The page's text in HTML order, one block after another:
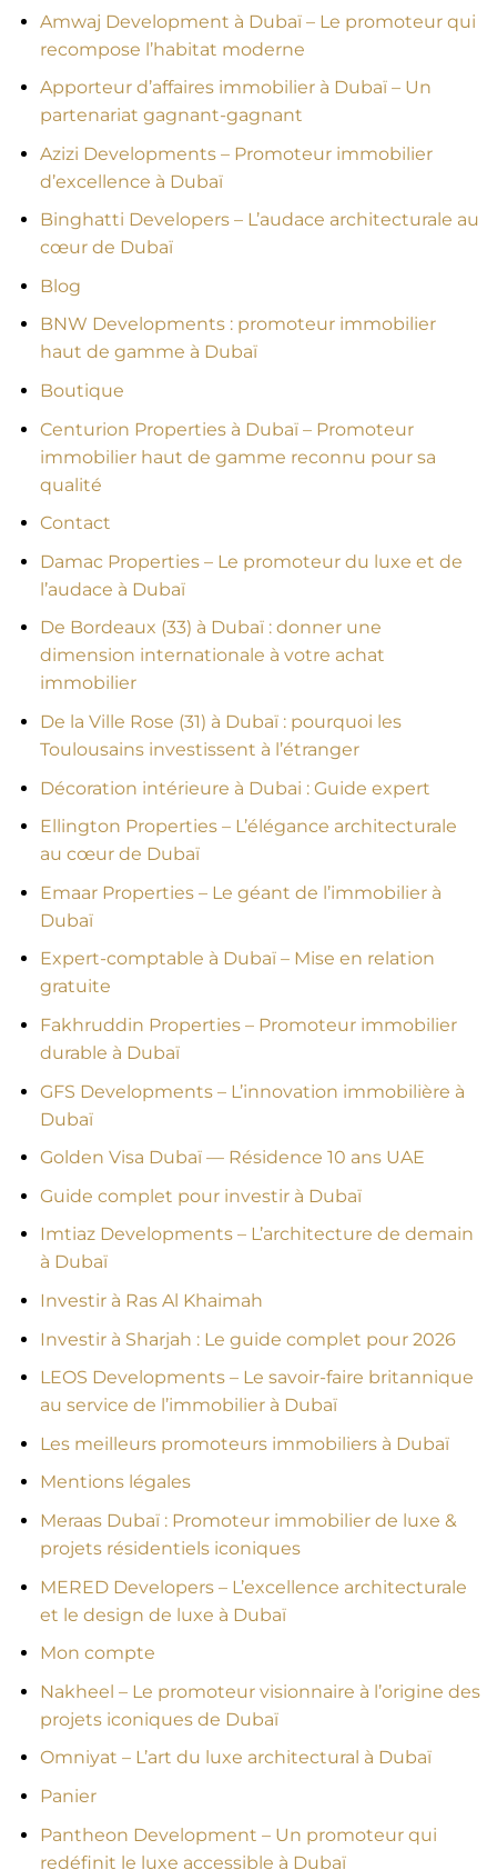
Amwaj Development à Dubaï – Le promoteur qui
recompose l’habitat moderne
Apporteur d’affaires immobilier à Dubaï – Un
partenariat gagnant-gagnant
Azizi Developments – Promoteur immobilier
d’excellence à Dubaï
Binghatti Developers – L’audace architecturale au
cœur de Dubaï
Blog
BNW Developments : promoteur immobilier
haut de gamme à Dubaï
Boutique
Centurion Properties à Dubaï – Promoteur
immobilier haut de gamme reconnu pour sa
qualité
Contact
Damac Properties – Le promoteur du luxe et de
l’audace à Dubaï
De Bordeaux (33) à Dubaï : donner une
dimension internationale à votre achat
immobilier
De la Ville Rose (31) à Dubaï : pourquoi les
Toulousains investissent à l’étranger
Décoration intérieure à Dubai : Guide expert
Ellington Properties – L’élégance architecturale
au cœur de Dubaï
Emaar Properties – Le géant de l’immobilier à
Dubaï
Expert-comptable à Dubaï – Mise en relation
gratuite
Fakhruddin Properties – Promoteur immobilier
durable à Dubaï
GFS Developments – L’innovation immobilière à
Dubaï
Golden Visa Dubaï — Résidence 10 ans UAE
Guide complet pour investir à Dubaï
Imtiaz Developments – L’architecture de demain
à Dubaï
Investir à Ras Al Khaimah
Investir à Sharjah : Le guide complet pour 2026
LEOS Developments – Le savoir-faire britannique
au service de l’immobilier à Dubaï
Les meilleurs promoteurs immobiliers à Dubaï
Mentions légales
Meraas Dubaï : Promoteur immobilier de luxe &
projets résidentiels iconiques
MERED Developers – L’excellence architecturale
et le design de luxe à Dubaï
Mon compte
Nakheel – Le promoteur visionnaire à l’origine des
projets iconiques de Dubaï
Omniyat – L’art du luxe architectural à Dubaï
Panier
Pantheon Development – Un promoteur qui
redéfinit le luxe accessible à Dubaï